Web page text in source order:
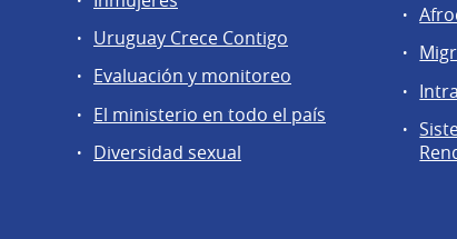
Uruguay Crece Contigo
Evaluación y monitoreo
El ministerio en todo el país
Diversidad sexual